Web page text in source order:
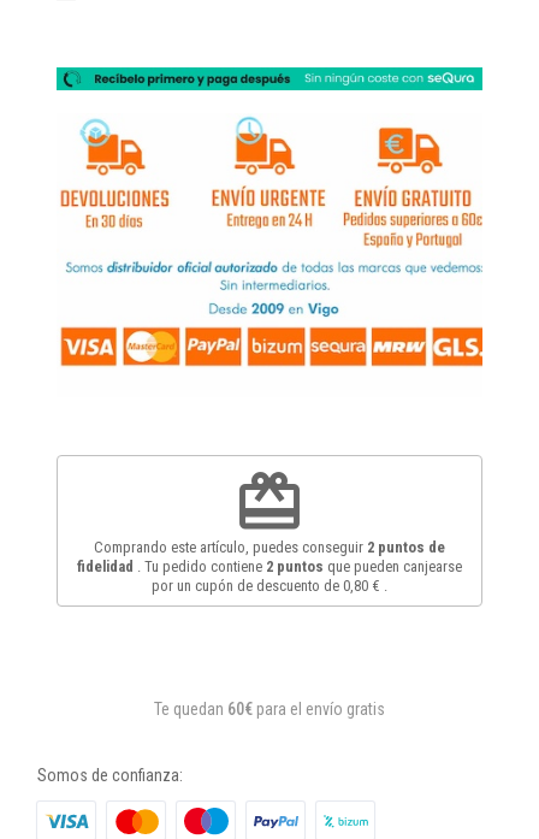
redeem
Comprando este artículo, puedes conseguir 2 puntos de
fidelidad
. Tu pedido contiene 2 puntos que pueden canjearse
por un cupón de descuento de 0,80 €
Te quedan 60€ para el envío gratis
Somos de confianza: